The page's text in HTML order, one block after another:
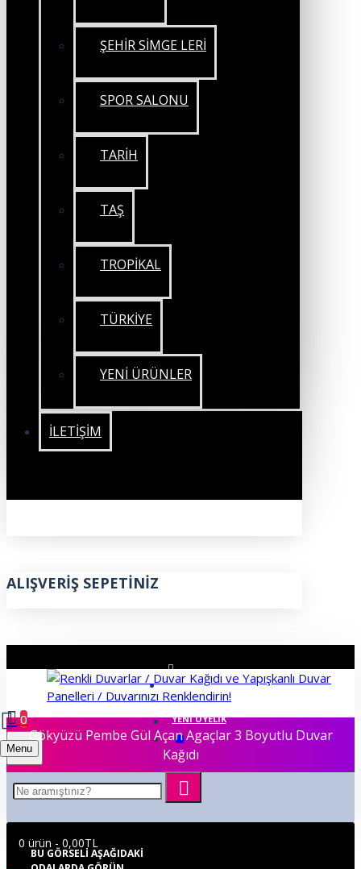
ŞEHİR SİMGE LERİ
SPOR SALONU
TARİH
TAŞ
TROPİKAL
TÜRKİYE
YENİ ÜRÜNLER
İLETIŞIM
ALIŞVERIŞ SEPETINIZ
ÜYE GIRIŞI
YENI ÜYELIK
Menu
0
0 ürün - 0,00TL
Gökyüzü Pembe Gül Açan Agaçlar 3 Boyutlu Duvar
Kağıdı
BU GÖRSELI AŞAĞIDAKI